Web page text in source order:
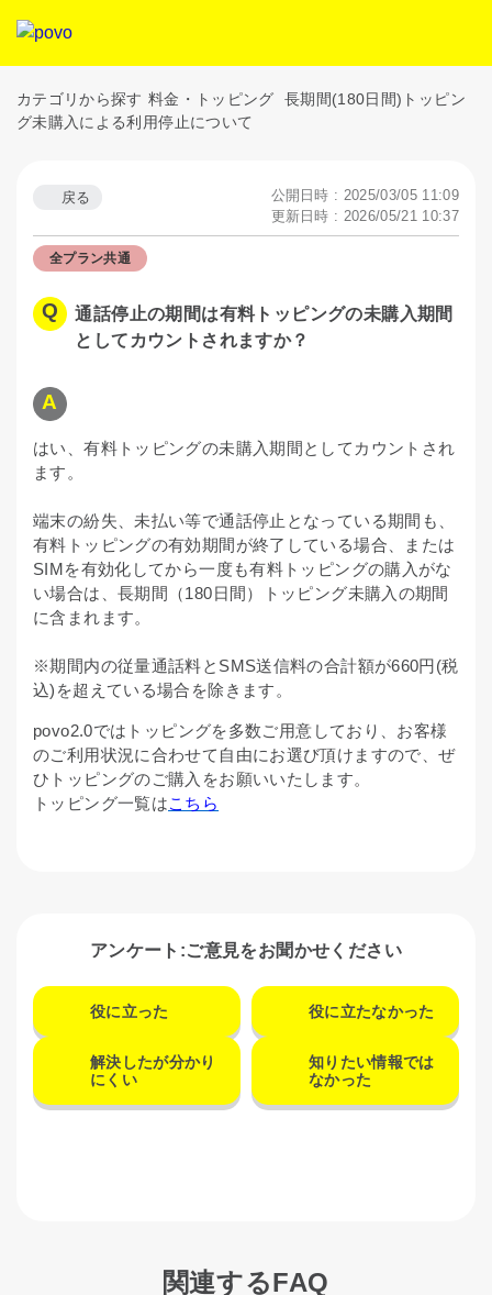
カテゴリから探す 料金・トッピング
長期間(180日間)トッピン
グ未購入による利用停止について
戻る
公開日時 : 2025/03/05 11:09
更新日時 : 2026/05/21 10:37
全プラン共通
通話停止の期間は有料トッピングの未購入期間
としてカウントされますか？
はい、有料トッピングの未購入期間としてカウントされ
ます。
端末の紛失、未払い等で通話停止となっている期間も、
有料トッピングの有効期間が終了している場合、または
SIMを有効化してから一度も有料トッピングの購入がな
い場合は、長期間（180日間）トッピング未購入の期間
に含まれます。
※期間内の従量通話料とSMS送信料の合計額が660円(税
込)を超えている場合を除きます。
povo2.0ではトッピングを多数ご用意しており、お客様
のご利用状況に合わせて自由にお選び頂けますので、ぜ
ひトッピングのご購入をお願いいたします。
トッピング一覧はこちら
アンケート:ご意見をお聞かせください
役に立った 役に立たなかった
解決したが分かり
にくい
知りたい情報では
なかった
関連するFAQ